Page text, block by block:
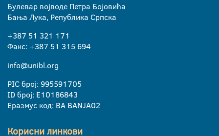
Булевар војводе Петра Бојовића
Бања Лука, Република Српска
+387 51 321 171
Факс: +387 51 315 694
info@unibl.org
PIC број: 995591705
ID број: E10186843
Еразмус код: BA BANJA02
Корисни линкови